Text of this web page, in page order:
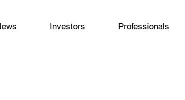
Investors Professionals